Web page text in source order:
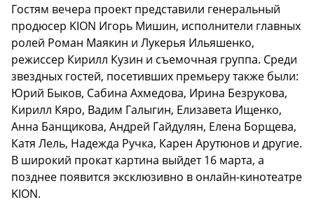
Гостям вечера проект представили генеральный
продюсер KION Игорь Мишин, исполнители главных
ролей Роман Маякин и Лукерья Ильяшенко,
режиссер Кирилл Кузин и съемочная группа. Среди
звездных гостей, посетивших премьеру также были:
Юрий Быков, Сабина Ахмедова, Ирина Безрукова,
Кирилл Кяро, Вадим Галыгин, Елизавета Ищенко,
Анна Банщикова, Андрей Гайдулян, Елена Борщева,
Катя Лель, Надежда Ручка, Карен Арутюнов и другие.
В широкий прокат картина выйдет 16 марта, а
позднее появится эксклюзивно в онлайн-кинотеатре
KION.